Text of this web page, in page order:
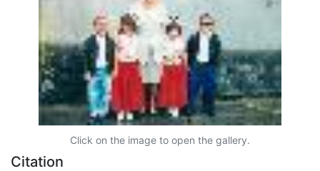
Click on the image to open the gallery.
Citation